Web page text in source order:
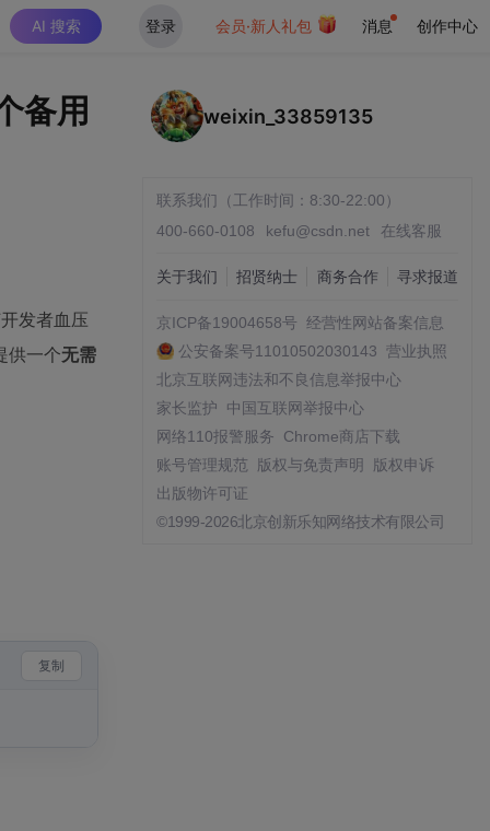
AI 搜索 登录 会员·新人礼包 消息 创作中心
备用
发者血压
供一个无需
复制
weixin_33859135
联系我们（工作时间：8:30-22:00）
400-660-0108
kefu@csdn.net 在线客服
关于我们 招贤纳士 商务合作 寻求报道
京ICP备19004658号 经营性网站备案信息
公安备案号11010502030143 营业执照
北京互联网违法和不良信息举报中心
家长监护
中国互联网举报中心
网络110报警服务
Chrome商店下载
账号管理规范
版权与免责声明
版权申诉
出版物许可证
©1999-2026北京创新乐知网络技术有限公司